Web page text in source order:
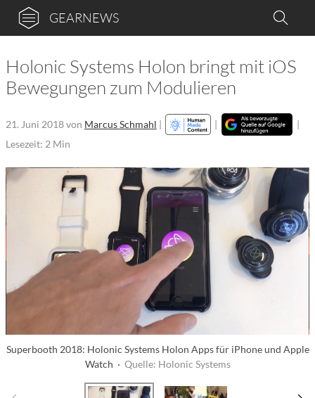
GEARNEWS
Holonic Systems Holon bringt mit iOS
Bewegungen zum Modulieren
21. Juni 2018von Marcus Schmahl | |
|
Lesezeit: 2 Min
Superbooth 2018: Holonic Systems Holon Apps für iPhone und Apple
Watch · Quelle: Holonic Systems